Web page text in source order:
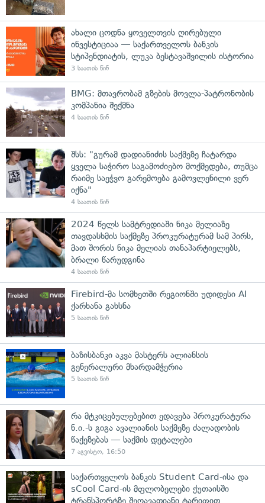
ახალი ცოდნა ყოველთვის ღირებული
ინვესტიციაა — საქართველოს ბანკის
სტიპენდიატის, ლუკა ბესტავაშვილის ისტორია
3 საათის წინ
BMG: მთავრობამ გზების მოვლა-პატრონობის
კომპანია შექმნა
4 საათის წინ
შსს: "გურამ დადიანიძის საქმეზე ჩატარდა
ყველა საჭირო საგამოძიებო მოქმედება, თუმცა
რაიმე საეჭვო გარემოება გამოვლენილი ვერ
იქნა"
4 საათის წინ
2024 წელს სამტრედიაში ნიკა მელიაზე
თავდასხმის საქმეზე პროკურატურამ სამ პირს,
მათ შორის ნიკა მელიას თანაპარტიელებს,
ბრალი წარუდგინა
4 საათის წინ
Firebird-მა სომხეთში რეგიონში უდიდესი AI
ქარხანა გახსნა
5 საათის წინ
ბაზისბანკი აკვა მასტერს ალიანსის
გენერალური მხარდამჭერია
5 საათის წინ
რა მტკიცებულებებით ედავება პროკურატურა
ნ.ი.-ს გიგა ავალიანის საქმეზე ძალადობის
წაქეზებას — საქმის დეტალები
7 აგვისტო, 16:50
საქართველოს ბანკის Student Card-ისა და
sCool Card-ის მფლობელები ქუთაისში
ტრანსპორტზე შეღავათიანი ტარიფით